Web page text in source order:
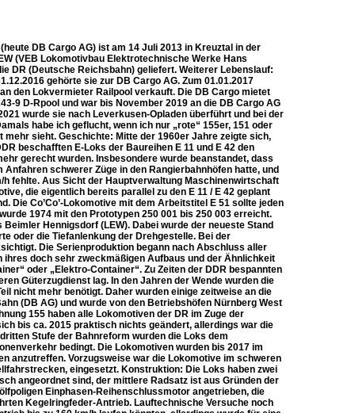
DB Cargo AG) ist am 14 Juli 2013 in Kreuztal in der
(VEB Lokomotivbau Elektrotechnische Werke Hans
DR (Deutsche Reichsbahn) geliefert. Weiterer Lebenslauf:
gehörte sie zur DB Cargo AG. Zum 01.01.2017
den Lokvermieter Railpool verkauft. Die DB Cargo mietet
9 D-Rpool und war bis November 2019 an die DB Cargo AG
wurde sie nach Leverkusen-Opladen überführt und bei der
habe ich geflucht, wenn ich nur „rote“ 155er, 151 oder
sieht. Geschichte: Mitte der 1960er Jahre zeigte sich,
beschafften E-Loks der Baureihen E 11 und E 42 den
gerecht wurden. Insbesondere wurde beanstandet, dass
schwerer Züge in den Rangierbahnhöfen hatte, und
fehlte. Aus Sicht der Hauptverwaltung Maschinenwirtschaft
die eigentlich bereits parallel zu den E 11 / E 42 geplant
Die Co’Co’-Lokomotive mit dem Arbeitstitel E 51 sollte jeden
1974 mit den Prototypen 250 001 bis 250 003 erreicht.
Hennigsdorf (LEW). Dabei wurde der neueste Stand
oder die Tiefanlenkung der Drehgestelle. Bei der
Die Serienproduktion begann nach Abschluss aller
doch sehr zweckmäßigen Aufbaus und der Ähnlichkeit
oder „Elektro-Container“. Zu Zeiten der DDR bespannten
Güterzugdienst lag. In den Jahren der Wende wurden die
nicht mehr benötigt. Daher wurden einige zeitweise an die
(DB AG) und wurde von den Betriebshöfen Nürnberg West
155 haben alle Lokomotiven der DR im Zuge der
bis ca. 2015 praktisch nichts geändert, allerdings war die
Stufe der Bahnreform wurden die Loks dem
bedingt. Die Lokomotiven wurden bis 2017 im
anzutreffen. Vorzugsweise war die Lokomotive im schweren
eingesetzt. Konstruktion: Die Loks haben zwei
angeordnet sind, der mittlere Radsatz ist aus Gründen der
Einphasen-Reihenschlussmotor angetrieben, die
Kegelringfeder-Antrieb. Lauftechnische Versuche noch